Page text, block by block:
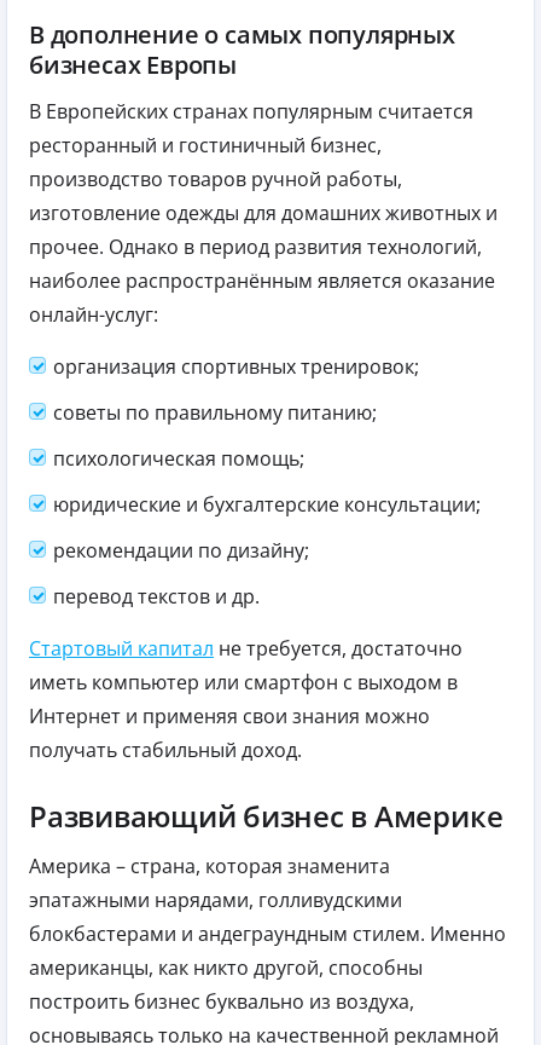
В дополнение о самых популярных
бизнесах Европы
В Европейских странах популярным считается
ресторанный и гостиничный бизнес,
производство товаров ручной работы,
изготовление одежды для домашних животных и
прочее. Однако в период развития технологий,
наиболее распространённым является оказание
онлайн-услуг:
организация спортивных тренировок;
советы по правильному питанию;
психологическая помощь;
юридические и бухгалтерские консультации;
рекомендации по дизайну;
перевод текстов и др.
Стартовый капитал не требуется, достаточно
иметь компьютер или смартфон с выходом в
Интернет и применяя свои знания можно
получать стабильный доход.
Развивающий бизнес в Америке
Америка – страна, которая знаменита
эпатажными нарядами, голливудскими
блокбастерами и андеграундным стилем. Именно
американцы, как никто другой, способны
построить бизнес буквально из воздуха,
основываясь только на качественной рекламной